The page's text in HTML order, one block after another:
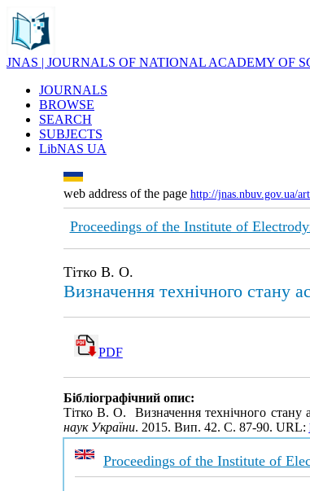
JNAS | JOURNALS OF NATIONAL ACADEMY OF
JOURNALS
BROWSE
SEARCH
SUBJECTS
LibNAS UA
web address of the page http://jnas.nbuv.gov.ua/
Proceedings of the Institute of
Тітко В. О.
Визначення технічного стану
PDF
Бібліографічний опис:
Тітко В. О. Визначення технічного стану
наук України. 2015. Вип. 42. С. 87-90. URL:
Proceedings of the Institute of